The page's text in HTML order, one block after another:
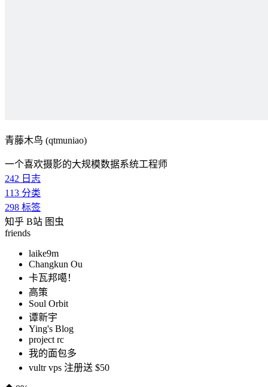
青藤木鸟 (qtmuniao)
一个喜欢摄影的大规模数据系统工程师
242 日志
113 分类
298 标签
知乎 B站 图虫
friends
laike9m
Changkun Ou
卡瓦邦噶！
高策
Soul Orbit
谭新宇
Ying's Blog
project rc
我的面包多
vultr vps 注册送 $50